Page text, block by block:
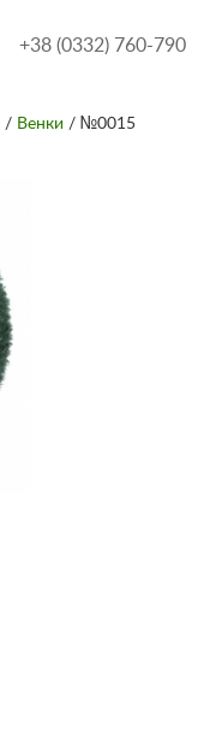
+38 (0332) 760-790
/ Венки / №0015